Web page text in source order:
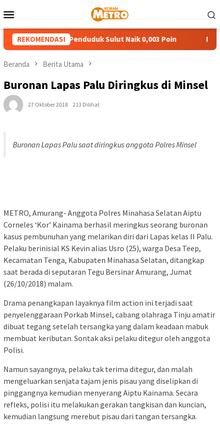
ke
Mobile
REKOMENDASI
Pengeluaran Penduduk Sulut Naik 0,003 Poin Pemuda
Beranda Berita Utama
Buronan Lapas Palu Diringkus di Minsel
27 Oktober 2018 213 Dilihat
Buronan Lapas Palu saat diringkus anggota Polres Minsel
METRO, Amurang- Anggota Polres Minahasa Selatan Aiptu
Corneles ‘Kor’ Kainama berhasil meringkus seorang buronan
kasus pembunuhan yang melarikan diri dari Lapas kelas II Palu.
Pelaku berinisial KS Kevin alias Usro (25), warga Desa Teep,
Kecamatan Tenga, Kabupaten Minahasa Selatan, ditangkap
saat berada di seputaran Tegu Bersinar Amurang, Jumat
(26/10/2018) malam.
Drama penangkapan layaknya film action ini terjadi saat
penyelenggaraan Porkab Minsel, cabang olahraga Tinju amatir
dibuat tegang setelah tersangka yang dalam keadaan mabuk
membuat keributan. Sontak aksi pelaku ditegur oleh anggota
Polisi.
Namun sayangnya, pelaku tak terima ditegur, dan malah
mengeluarkan senjata tajam jenis pisau yang diselipkan di
pinggangnya kemudian menyerang Aiptu Kainama. Secara
refleks, polisi itu melakukan gerakan tangkisan dan kuncian,
kemudian langsung merebut pisau dari tangan tersangka.